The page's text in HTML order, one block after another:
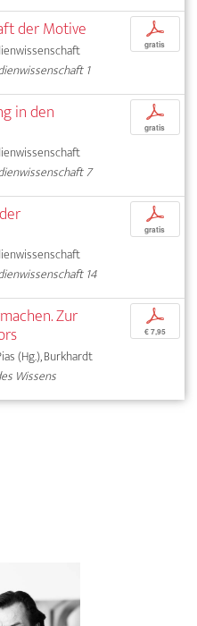
der Motive
1
p
gratis
in den
7
p
gratis
14
p
gratis
Zur
(Hg.), Burkhardt
Wissens
p
€ 7,95